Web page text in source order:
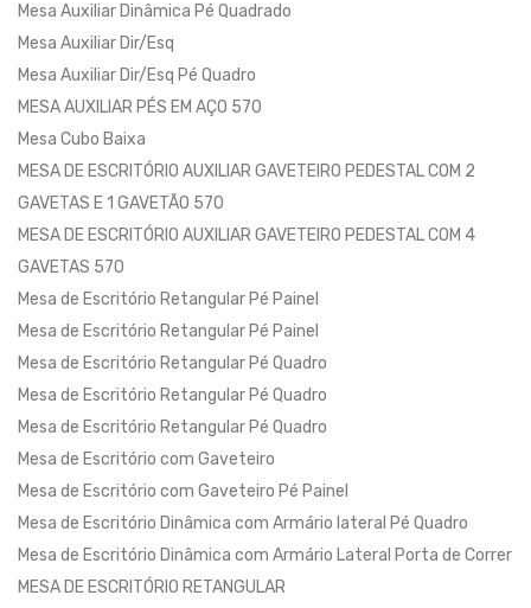
Mesa Auxiliar Dinâmica Pé Quadrado
Mesa Auxiliar Dir/Esq
Mesa Auxiliar Dir/Esq Pé Quadro
MESA AUXILIAR PÉS EM AÇO 570
Mesa Cubo Baixa
MESA DE ESCRITÓRIO AUXILIAR GAVETEIRO PEDESTAL COM 2
GAVETAS E 1 GAVETÃO 570
MESA DE ESCRITÓRIO AUXILIAR GAVETEIRO PEDESTAL COM 4
GAVETAS 570
Mesa de Escritório Retangular Pé Painel
Mesa de Escritório Retangular Pé Painel
Mesa de Escritório Retangular Pé Quadro
Mesa de Escritório Retangular Pé Quadro
Mesa de Escritório Retangular Pé Quadro
Mesa de Escritório com Gaveteiro
Mesa de Escritório com Gaveteiro Pé Painel
Mesa de Escritório Dinâmica com Armário lateral Pé Quadro
Mesa de Escritório Dinâmica com Armário Lateral Porta de Correr
MESA DE ESCRITÓRIO RETANGULAR